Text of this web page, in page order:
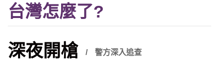
台灣怎麼了?
深夜開槍 警方深入追查